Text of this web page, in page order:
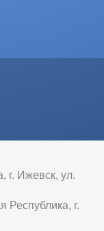
г. Ижевск, ул.
Республика, г.